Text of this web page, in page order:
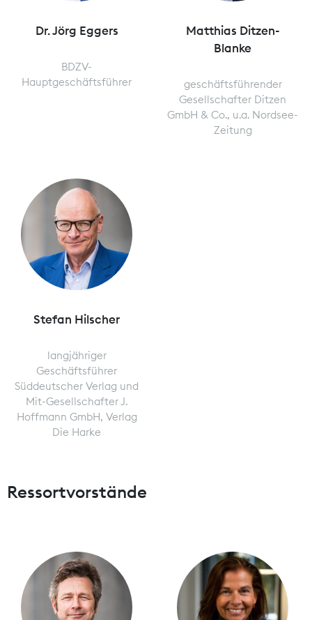
Dr. Jörg Eggers
BDZV-
Hauptgeschäftsführer
Matthias Ditzen-
Blanke
geschäftsführender
Gesellschafter Ditzen
GmbH & Co., u.a. Nordsee-
Zeitung
Stefan Hilscher
langjähriger
Geschäftsführer
Süddeutscher Verlag und
Mit-Gesellschafter J.
Hoffmann GmbH, Verlag
Die Harke
Ressortvorstände